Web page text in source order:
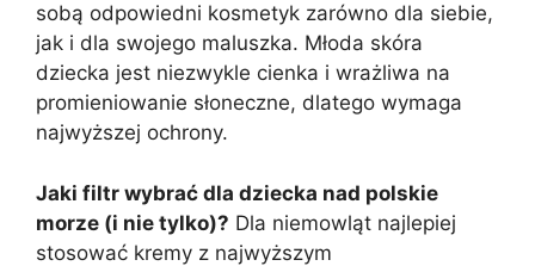
sobą odpowiedni kosmetyk zarówno dla siebie,
jak i dla swojego maluszka. Młoda skóra
dziecka jest niezwykle cienka i wrażliwa na
promieniowanie słoneczne, dlatego wymaga
najwyższej ochrony.
Jaki filtr wybrać dla dziecka nad polskie
morze (i nie tylko)? Dla niemowląt najlepiej
stosować kremy z najwyższym